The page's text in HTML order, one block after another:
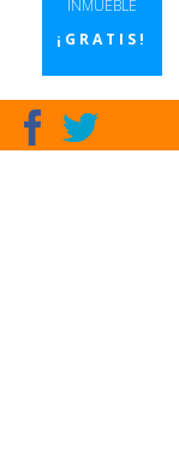
INMUEBLE
¡GRATIS!